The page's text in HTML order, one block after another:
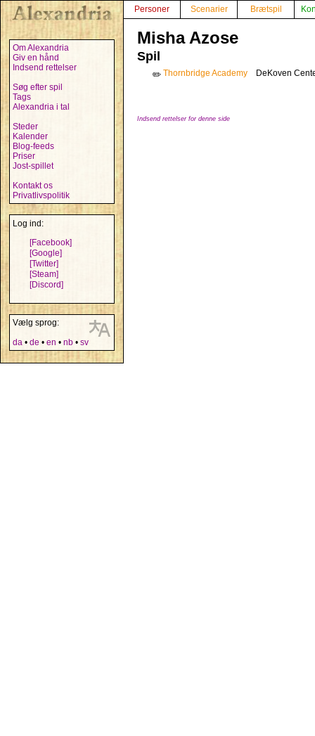
Om Alexandria
Giv en hånd
Indsend rettelser
Søg efter spil
Tags
Alexandria i tal
Steder
Kalender
Blog-feeds
Priser
Jost-spillet
Kontakt os
Privatlivspolitik
Log ind:
[Facebook]
[Google]
[Twitter]
[Steam]
[Discord]
Vælg sprog:
da • de • en • nb • sv
Personer Scenarier Brætspil
Misha Azose
Spil
✏️ Thornbridge Academy DeKoven
Indsend rettelser for denne side